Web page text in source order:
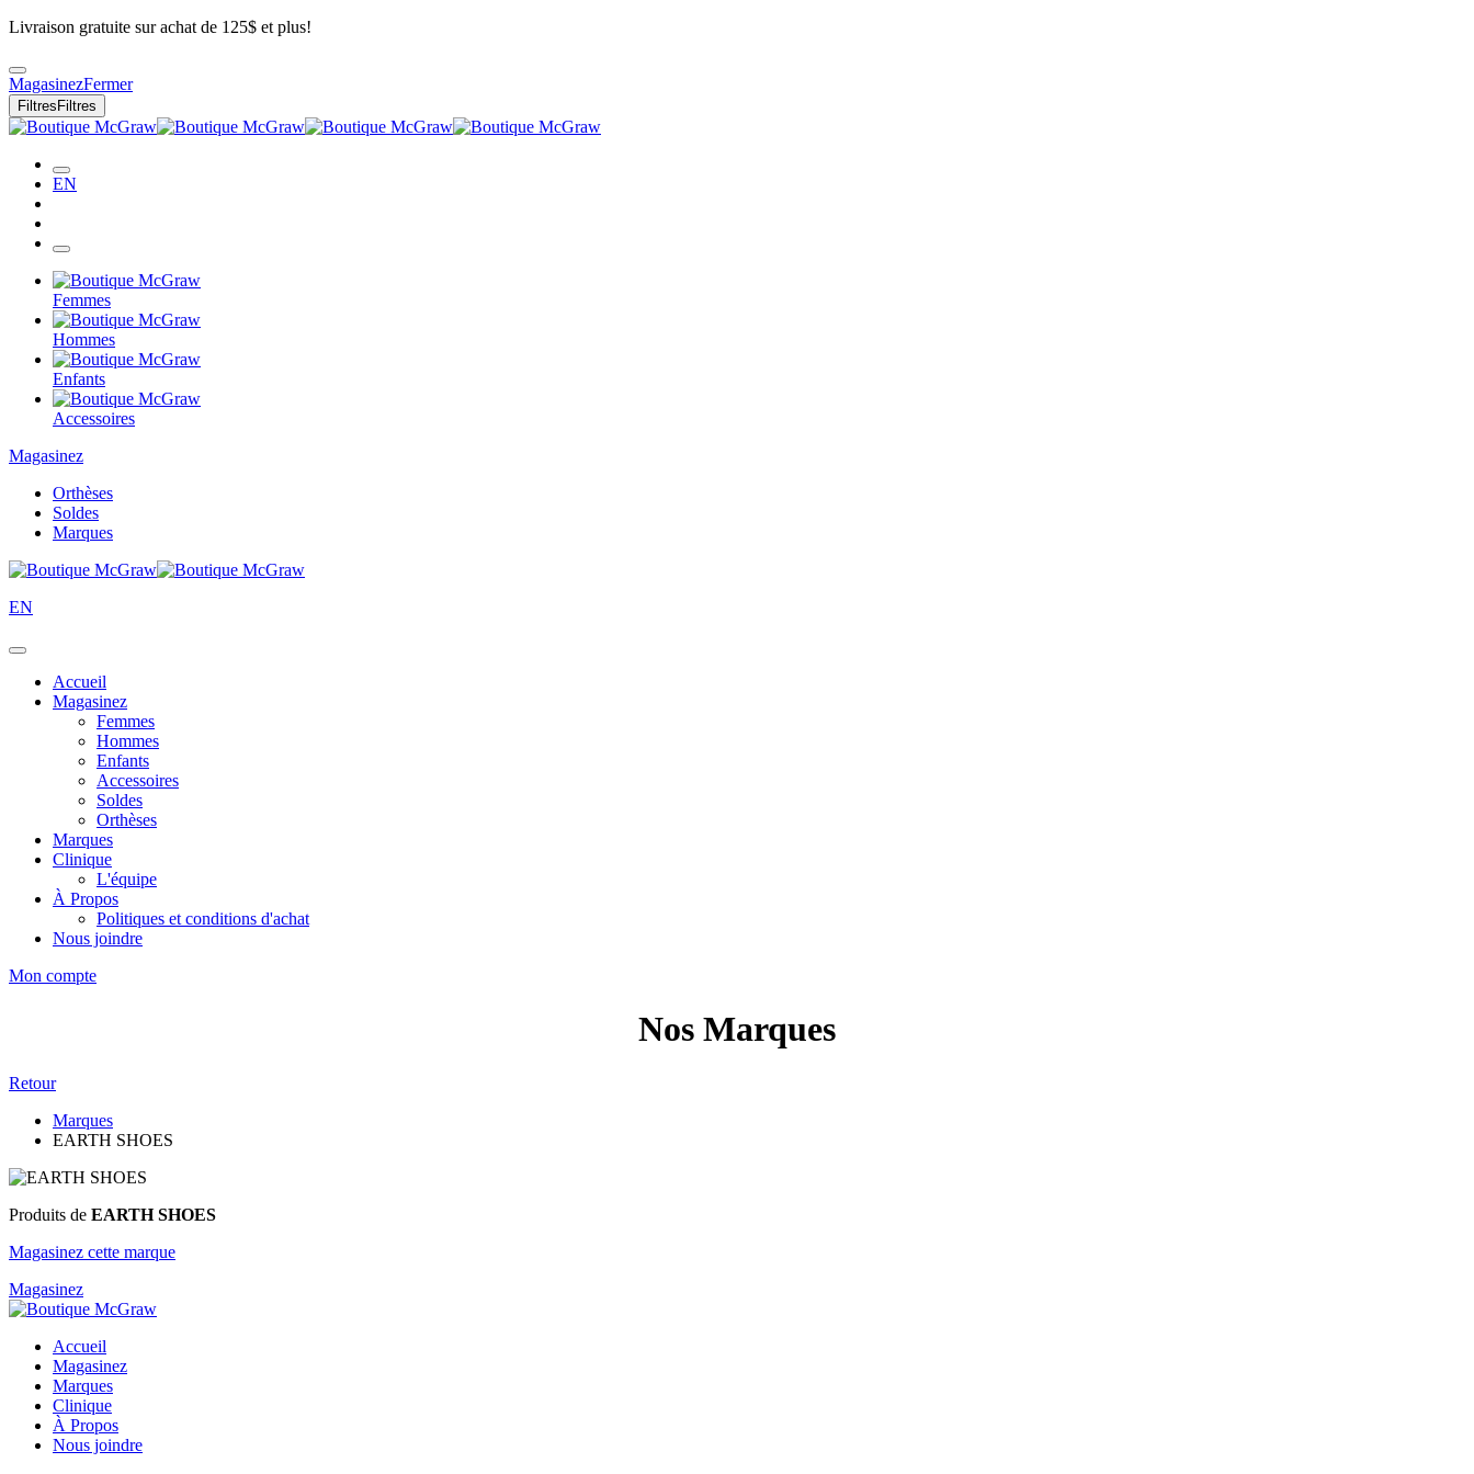
Livraison gratuite sur achat de 125$ et plus!
MagasinezFermer
Filtres Filtres
EN
Femmes
Hommes
Enfants
Accessoires
Magasinez
Orthèses
Soldes
Marques
EN
Accueil
Magasinez
Femmes
Hommes
Enfants
Accessoires
Soldes
Orthèses
Marques
Clinique
L'équipe
À Propos
Politiques et conditions d'achat
Nous joindre
Mon compte
Nos Marques
Retour
Marques
EARTH SHOES
Produits de EARTH SHOES
Magasinez cette marque
Magasinez
Accueil
Magasinez
Marques
Clinique
À Propos
Nous joindre